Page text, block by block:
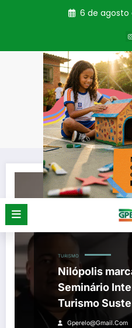
6 de agosto
Página
TURISMO
Nilópolis
Seminário
Turismo
2025)
Gperelo@gmail.com